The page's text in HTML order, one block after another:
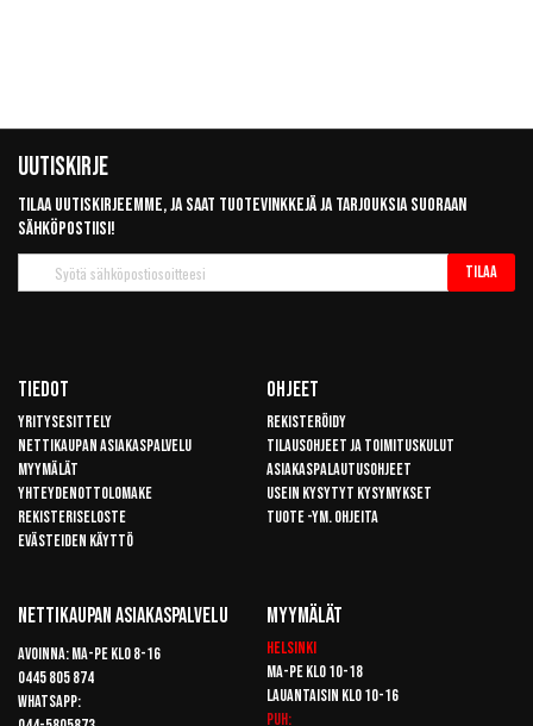
Uutiskirje
Tilaa uutiskirjeemme, ja saat tuotevinkkejä ja tarjouksia suoraan
sähköpostiisi!
uutiskirje
Tilaa
Tiedot
Yritysesittely
Nettikaupan asiakaspalvelu
Myymälät
Yhteydenottolomake
Rekisteriseloste
Evästeiden käyttö
Ohjeet
Rekisteröidy
Tilausohjeet ja toimituskulut
Asiakaspalautusohjeet
Usein kysytyt kysymykset
Tuote -ym. ohjeita
Nettikaupan Asiakaspalvelu
Avoinna: Ma-pe klo 8-16
0445 805 874
Whatsapp:
Myymälät
Helsinki
Ma-pe klo 10-18
Lauantaisin klo 10-16
Puh: